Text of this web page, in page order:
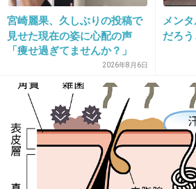
と言われて使わないままです
今度息子は卒園、入学だからその前
かなぁと考え中です
28. 匿名
10分1000円の美容室？に連れていっ
私が切ったら、悲惨なことになる･･･
宮崎麗果、久しぶりの投稿で
見せた現在の姿に心配の声
「痩せ過ぎてませんか？」
2026年8月6日
メン
だろ